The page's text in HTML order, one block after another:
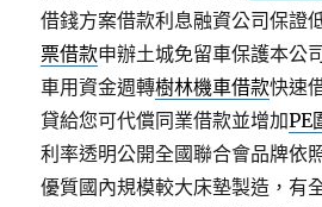
借錢方案借款利息融資公司保證
票借款申辦土城免留車保護本公
車用資金週轉樹林機車借款快速
貸給您可代償同業借款並增加PE
利率透明公開全國聯合會品牌依
優質國內規模較大床墊製造，有